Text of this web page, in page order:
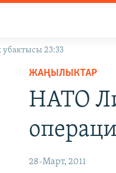
23:33
ЖАҢЫЛЫКТАР
НАТО
28-Март, 2011